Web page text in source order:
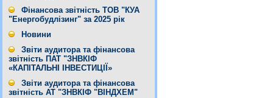
Фінансова звітність ТОВ "КУА
"Енергобудлізинг" за 2025 рік
Новини
Звіти аудитора та фінансова
звітність ПАТ "ЗНВКІФ
«КАПІТАЛЬНІ ІНВЕСТИЦІЇ»
Звіти аудитора та фінансова
звітність АТ "ЗНВКІФ "ВІНДХЕМ"